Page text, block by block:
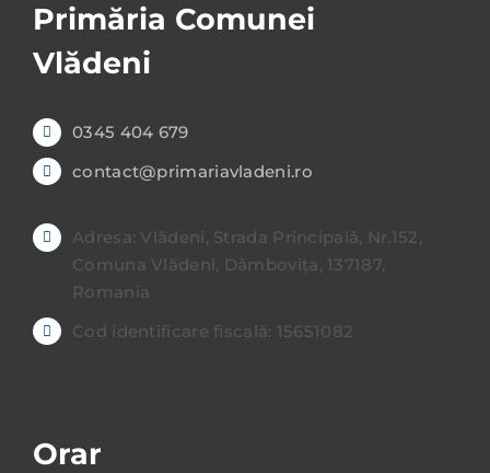
Primăria Comunei
Vlădeni
0345 404 679
contact@primariavladeni.ro
Adresa: Vlădeni, Strada Principală, Nr.152,
Comuna Vlădeni, Dâmbovița, 137187,
Romania
Cod identificare fiscală: 15651082
Orar